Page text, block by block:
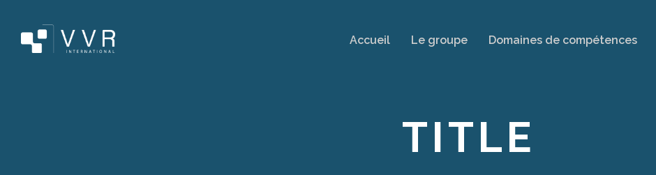
Accueil Le groupe Domaines de compétences
TITLE